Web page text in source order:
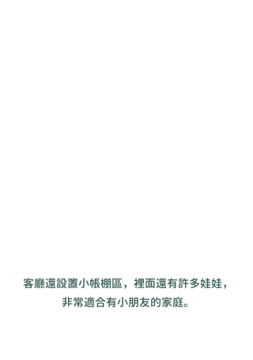
客廳還設置小帳棚區，裡面還有許多娃娃，
非常適合有小朋友的家庭。